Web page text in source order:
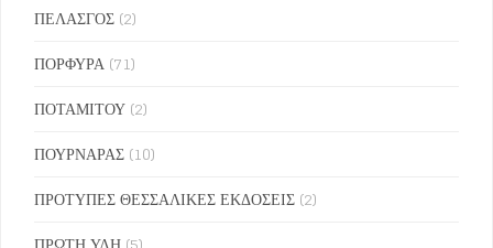
ΠΕΛΑΣΓΟΣ (2)
ΠΟΡΦΥΡΑ (71)
ΠΟΤΑΜΙΤΟΥ (2)
ΠΟΥΡΝΑΡΑΣ (10)
ΠΡΟΤΥΠΕΣ ΘΕΣΣΑΛΙΚΕΣ ΕΚΔΟΣΕΙΣ (2)